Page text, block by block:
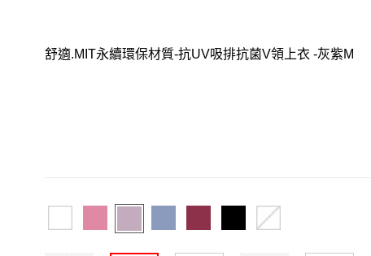
舒適.MIT永續環保材質-抗UV吸排抗菌V領上衣 -灰紫M